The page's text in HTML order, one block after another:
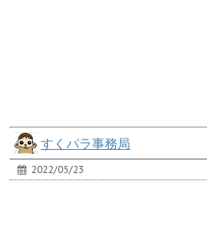
すくパラ事務局
2022/05/23